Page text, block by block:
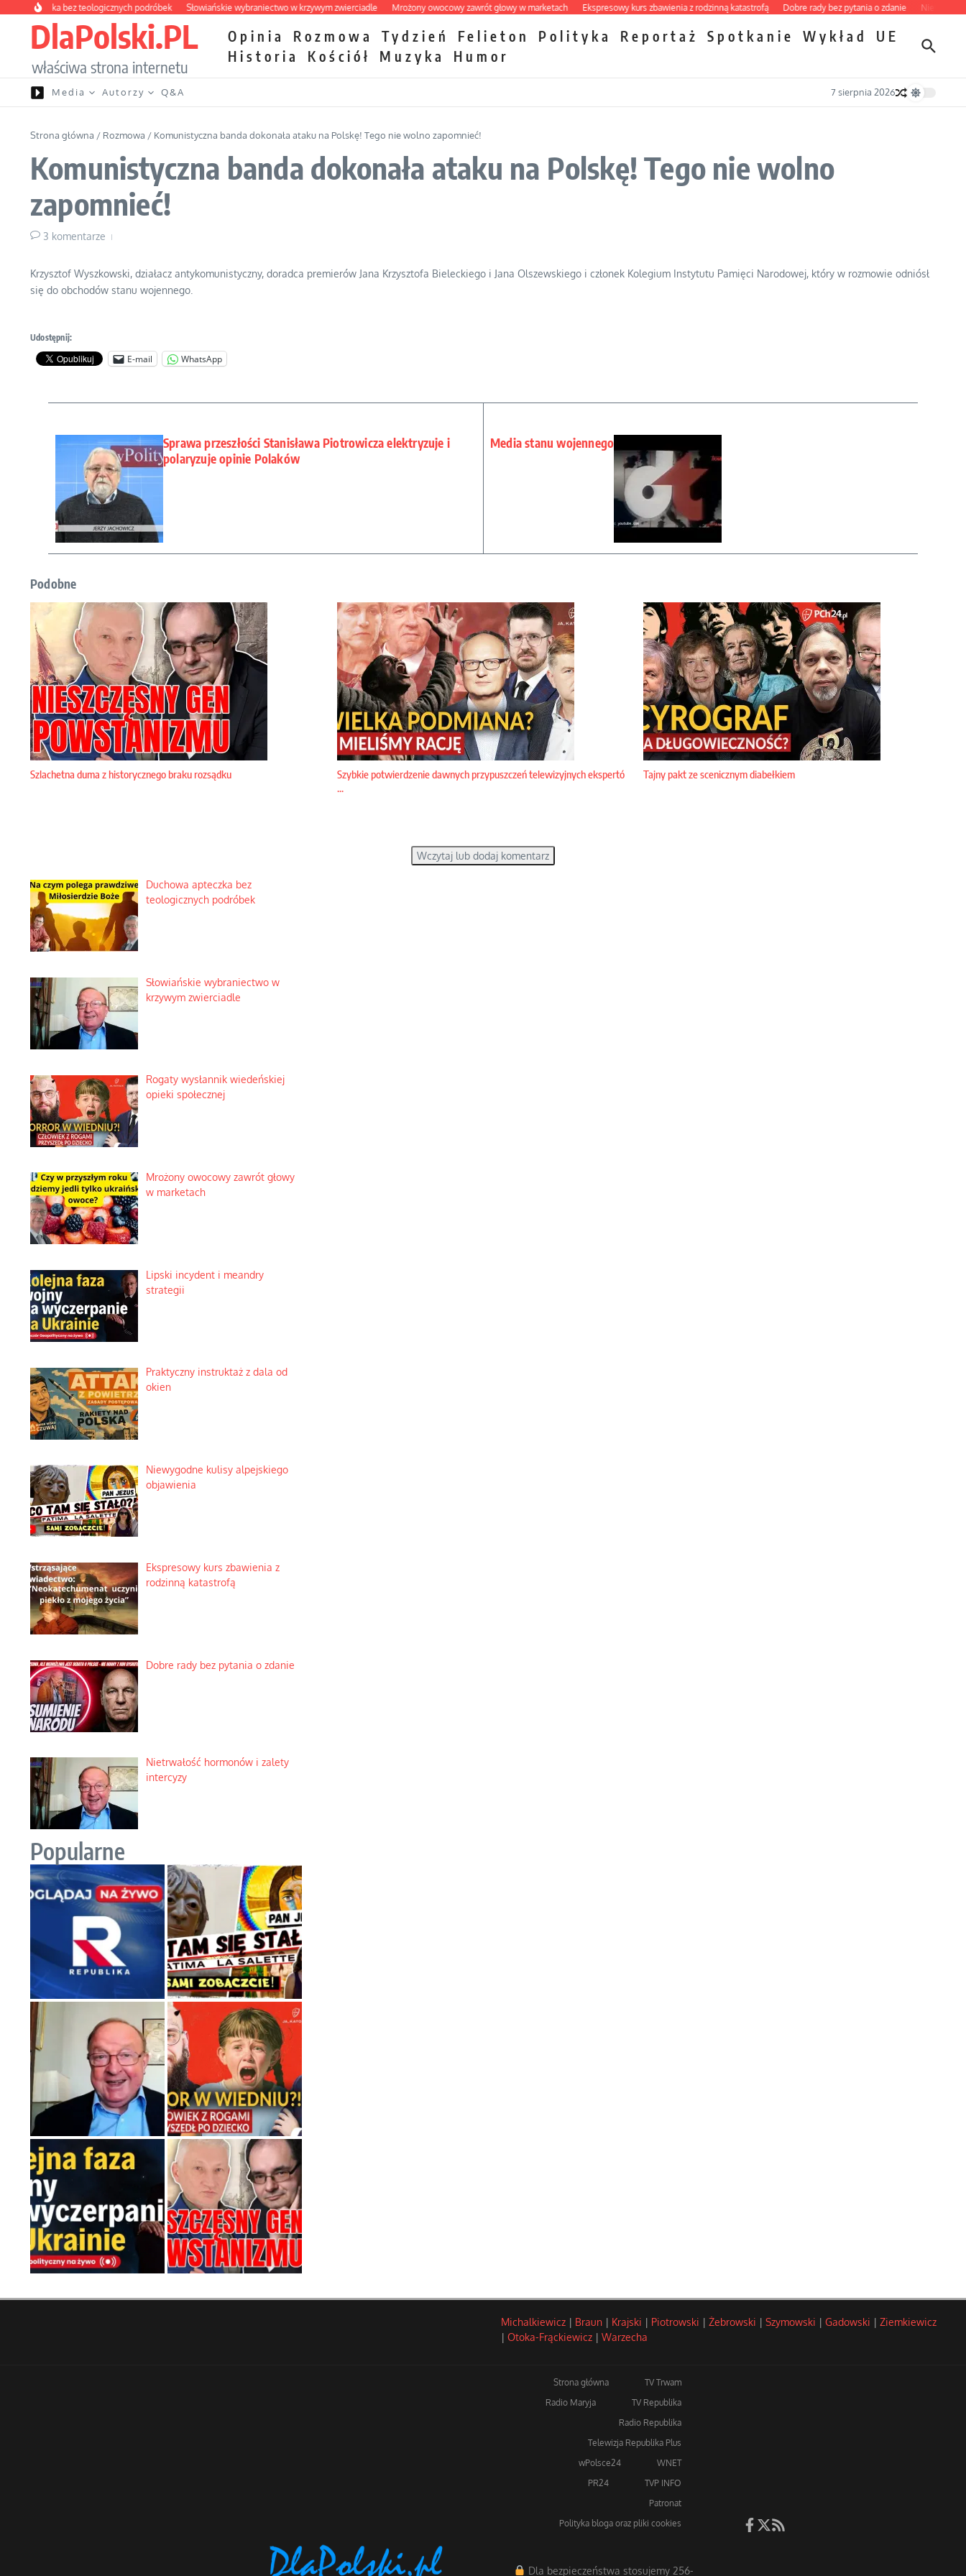
Przejdź do treści
apteczka bez teologicznych podróbek Słowiańskie wybraniectwo w krzywym zwierciadle Mrożony owocowy zawrót głowy w marketach Ekspresowy kurs zbawienia z rodzinną katastrofą Dobre rady bez pytania o zdanie Nietrwałość
DlaPolski.PL
właściwa strona internetu
Opinia Rozmowa Tydzień Felieton Polityka Reportaż Spotkanie Wykład
UE
Historia
Kościół Muzyka Humor
Media Autorzy Q&A 7 sierpnia 2026
Strona główna / Rozmowa / Komunistyczna banda dokonała ataku na Polskę! Tego nie wolno zapomnieć!
Komunistyczna banda dokonała ataku na Polskę! Tego nie wolno
zapomnieć!
3 komentarze
Krzysztof Wyszkowski, działacz antykomunistyczny, doradca premierów Jana Krzysztofa Bieleckiego i Jana Olszewskiego i członek Kolegium Instytutu Pamięci Narodowej, który w rozmowie odniósł
się do obchodów stanu wojennego.
Udostępnij:
E-mail WhatsApp
Sprawa przeszłości Stanisława Piotrowicza elektryzuje i
polaryzuje opinie Polaków
Media stanu wojennego
Podobne
Szlachetna duma z historycznego braku rozsądku
Szybkie potwierdzenie dawnych przypuszczeń telewizyjnych ekspertó
...
Tajny pakt ze scenicznym diabełkiem
Wczytaj lub dodaj komentarz
Duchowa apteczka bez
teologicznych podróbek
Słowiańskie wybraniectwo w
krzywym zwierciadle
Rogaty wysłannik wiedeńskiej
opieki społecznej
Mrożony owocowy zawrót głowy
w marketach
Lipski incydent i meandry
strategii
Praktyczny instruktaż z dala od
okien
Niewygodne kulisy alpejskiego
objawienia
Ekspresowy kurs zbawienia z
rodzinną katastrofą
Dobre rady bez pytania o zdanie
Nietrwałość hormonów i zalety
intercyzy
Popularne
Michalkiewicz | Braun | Krajski | Piotrowski | Żebrowski | Szymowski | Gadowski | Ziemkiewicz
| Otoka-Frąckiewicz | Warzecha
Strona główna
TV Trwam
Radio Maryja
TV Republika
Radio Republika
Telewizja Republika Plus
wPolsce24
WNET
PR24
TVP INFO
Patronat
Polityka bloga oraz pliki cookies
Dla bezpieczeństwa stosujemy 256-